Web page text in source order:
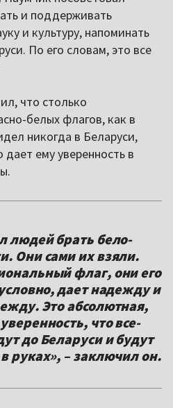
и поддерживать
и культуру, напоминать
По его словам, это все
что столько
белых флагов, как в
никогда в Беларуси,
ему уверенность в
людей брать бело-
Они сами их взяли.
флаг, они его
дает надежду и
Это абсолютная,
что все-
до Беларуси и будут
руках», – заключил он.